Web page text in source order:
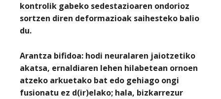
kontrolik gabeko sedestazioaren ondorioz
sortzen diren deformazioak saihesteko balio
du.
Arantza bifidoa: hodi neuralaren jaiotzetiko
akatsa, ernaldiaren lehen hilabetean ornoen
atzeko arkuetako bat edo gehiago ongi
fusionatu ez d(ir)elako; hala, bizkarrezur